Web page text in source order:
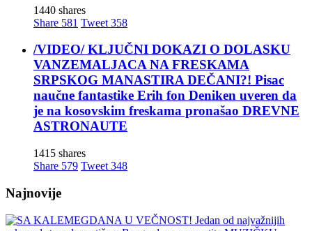
1440 shares
Share 581 Tweet 358
/VIDEO/ KLJUČNI DOKAZI O DOLASKU
VANZEMALJACA NA FRESKAMA
SRPSKOG MANASTIRA DEČANI?! Pisac
naučne fantastike Erih fon Deniken uveren da
je na kosovskim freskama pronašao DREVNE
ASTRONAUTE
1415 shares
Share 579 Tweet 348
Najnovije